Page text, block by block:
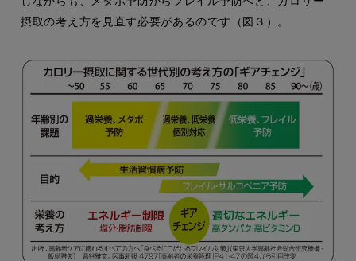
摂取の考え方を見直す必要があるのです（図３）。